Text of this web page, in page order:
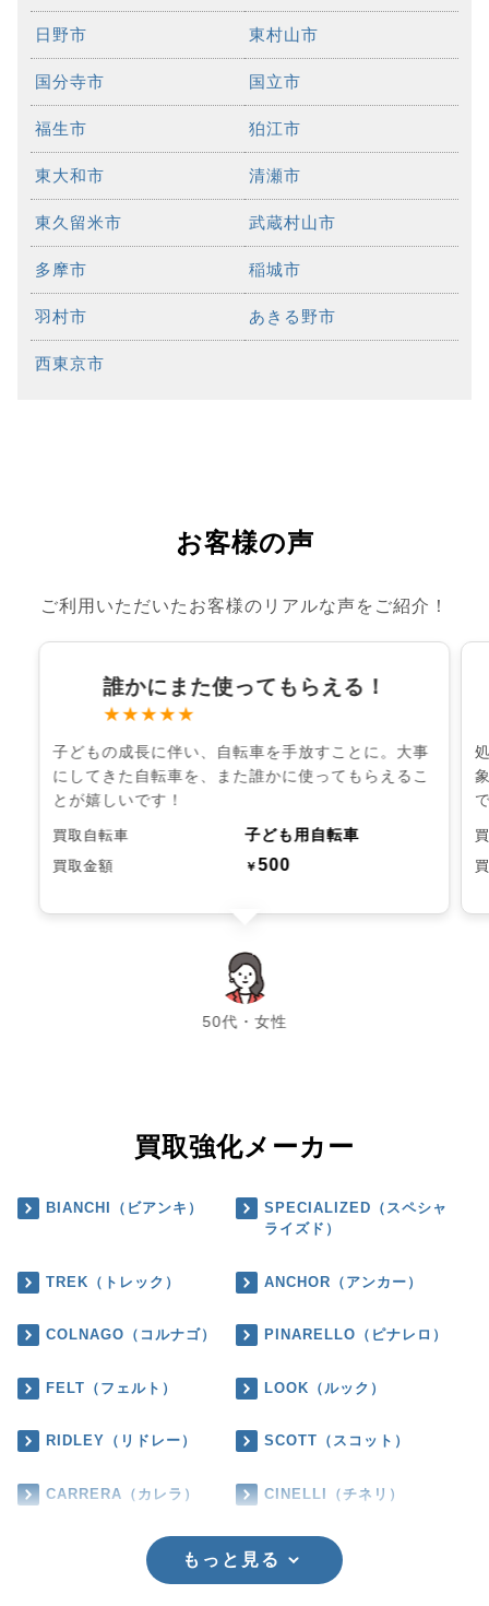
日野市 東村山市
国分寺市 国立市
福生市 狛江市
東大和市 清瀬市
東久留米市 武蔵村山市
多摩市 稲城市
羽村市 あきる野市
西東京市
お客様の声
ご利用いただいたお客様のリアルな声をご紹介！
誰かにまた使ってもらえる！
★★★★★
子どもの成長に伴い、自転車を手放すことに。大事
にしてきた自転車を、また誰かに使ってもらえるこ
とが嬉しいです！
買取自転車 子ども用自転車
買取金額 ￥500
50代・女性
chevron_left chevron_right
買取強化メーカー
BIANCHI（ビアンキ）
SPECIALIZED（スペシャ
ライズド）
TREK（トレック） ANCHOR（アンカー）
COLNAGO（コルナゴ） PINARELLO（ピナレロ）
FELT（フェルト） LOOK（ルック）
RIDLEY（リドレー） SCOTT（スコット）
CARRERA（カレラ） CINELLI（チネリ）
もっと見る